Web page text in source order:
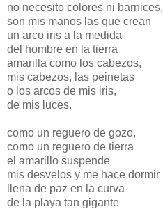
no necesito colores ni barnices,
son mis manos las que crean
un arco iris a la medida
del hombre en la tierra
amarilla como los cabezos,
mis cabezos, las peinetas
o los arcos de mis iris,
de mis luces.
como un reguero de gozo,
como un reguero de tierra
el amarillo suspende
mis desvelos y me hace dormir
llena de paz en la curva
de la playa tan gigante